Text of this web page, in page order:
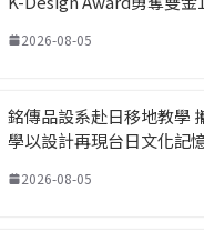
2026-08-05
銘傳品設系赴日移地教學
學以設計再現台日文化記
2026-08-05